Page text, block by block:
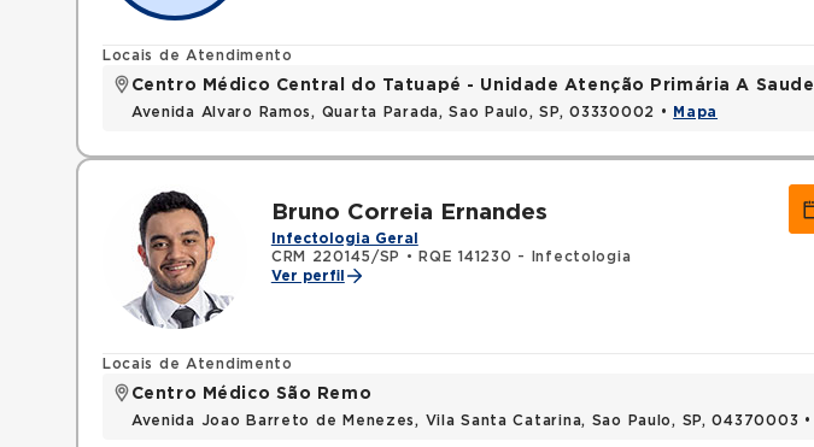
Locais de Atendimento
Centro Médico Central do Tatuapé - Unidade Atenção Primária A Saude
Avenida Alvaro Ramos, Quarta Parada, Sao Paulo, SP, 03330002 • Mapa
Bruno Correia Ernandes
Infectologia Geral
CRM 220145/SP
•
RQE 141230 - Infectologia
Ver perfil
Locais de Atendimento
Centro Médico São Remo
Avenida Joao Barreto de Menezes, Vila Santa Catarina, Sao Paulo, SP, 04370003 •